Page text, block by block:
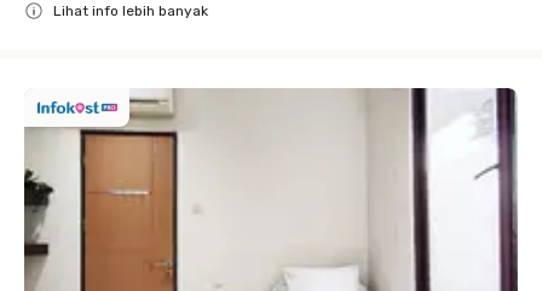
Lihat info lebih banyak